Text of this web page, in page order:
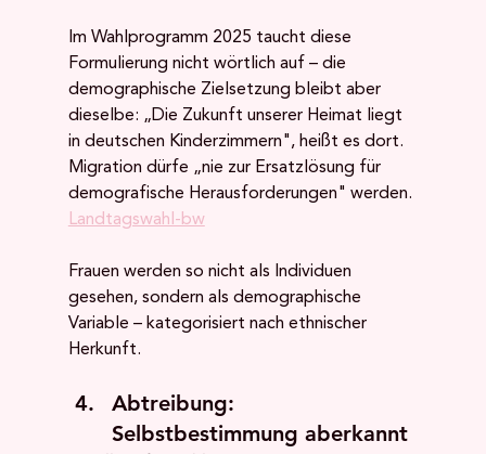
Im Wahlprogramm 2025 taucht diese
Formulierung nicht wörtlich auf – die
demographische Zielsetzung bleibt aber
dieselbe: „Die Zukunft unserer Heimat liegt
in deutschen Kinderzimmern", heißt es dort.
Migration dürfe „nie zur Ersatzlösung für
demografische Herausforderungen" werden.
Landtagswahl-bw
Frauen werden so nicht als Individuen
gesehen, sondern als demographische
Variable – kategorisiert nach ethnischer
Herkunft.
Abtreibung:
Selbstbestimmung aberkannt